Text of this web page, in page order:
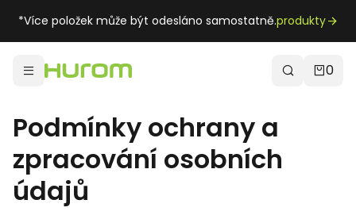
*Více položek může být odesláno samostatně.produkty
0
Podmínky ochrany a
zpracování osobních
údajů